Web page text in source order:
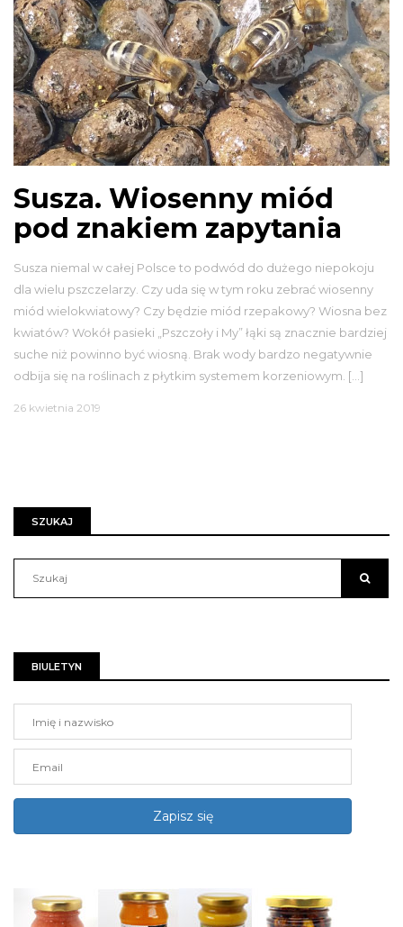
Susza. Wiosenny miód
pod znakiem zapytania
Susza niemal w całej Polsce to podwód do dużego niepokoju
dla wielu pszczelarzy. Czy uda się w tym roku zebrać wiosenny
miód wielokwiatowy? Czy będzie miód rzepakowy? Wiosna bez
kwiatów? Wokół pasieki „Pszczoły i My” łąki są znacznie bardziej
suche niż powinno być wiosną. Brak wody bardzo negatywnie
odbija się na roślinach z płytkim systemem korzeniowym. […]
26 kwietnia 2019
SZUKAJ
BIULETYN